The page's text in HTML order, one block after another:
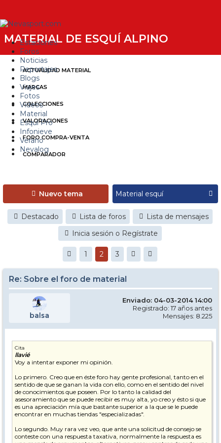
Estaciones
Foros
Noticias
Reportajes
Blogs
Viajes
Fotos
Videos
Material
Esquí Pro
Infonieve
Verano
Nevalog
MATERIAL DE ESQUÍ ALPINO
ACTUALIDAD MATERIAL
MARCAS
COLECCIONES
VALORACIONES
FORO COMPRA-VENTA
COMPARADOR
Nuevo tema
Destacado Lista de foros
Lista de mensajes
Inicia sesión o Regístrate
1 2 3
Re: Sobre el foro de material
balsa
Enviado: 04-03-2014 14:00
Registrado: 17 años antes
Mensajes: 8.225
Cita
llavié
Voy a intentar exponer mi opinión.
Lo primero. Creo que en éste foro hay gente profesional, tanto en el
sentido de que se ganan la vida con ello, como en el sentido del nivel
de conocimientos que poseen. Por lo tanto la calidad del
asesoramiento que se puede recibir es muy alta, yo creo y ésto si que
es una apreciación mía que bastante superior a la que se le puede
encontrar en muchas tiendas "especializadas".
Lo segundo. Muy rara vez veo, que ante una solicitud de consejo se
conteste con una respuesta taxativa, normalmente la respuesta es